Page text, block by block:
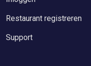
Restaurant registreren
Support